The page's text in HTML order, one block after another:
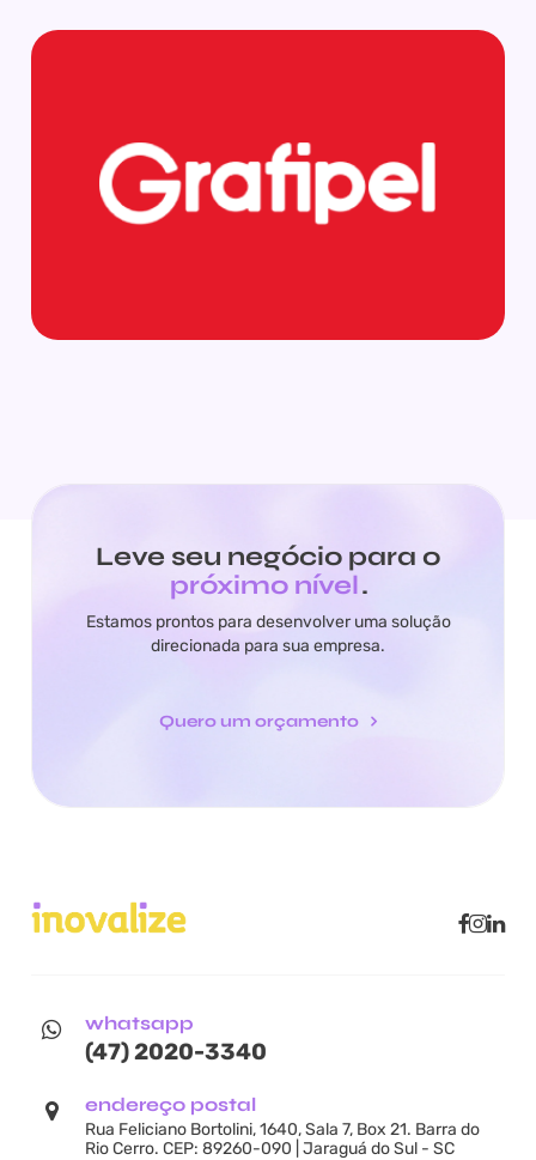
Leve seu negócio para o
próximo nível.
Estamos prontos para desenvolver uma solução
direcionada para sua empresa.
Quero um orçamento
whatsapp
(47) 2020-3340
endereço postal
Rua Feliciano Bortolini, 1640, Sala 7, Box 21. Barra do
Rio Cerro. CEP: 89260-090 | Jaraguá do Sul - SC